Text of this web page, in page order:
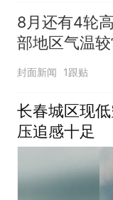
8月还有4轮
部地区气温
高
封面新闻 1跟贴
长春城区现
压追感十足